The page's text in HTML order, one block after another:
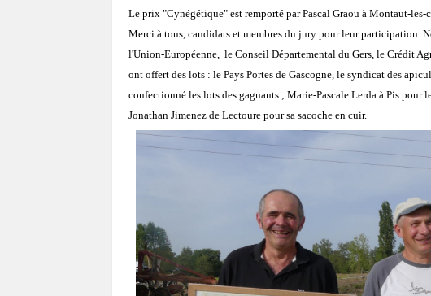
Le prix "Cynégétique" est remporté par Pascal Graou à Montaut-les-
Merci à tous, candidats et membres du jury pour leur participation.
l'Union-Européenne, le Conseil Départemental du Gers, le Crédit
ont offert des lots : le Pays Portes de Gascogne, le syndicat des
confectionné les lots des gagnants ; Marie-Pascale Lerda à Pis
Jonathan Jimenez de Lectoure pour sa sacoche en cuir.